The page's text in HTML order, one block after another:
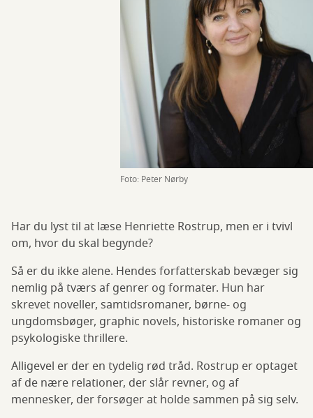
Foto: Peter Nørby
Har du lyst til at læse Henriette Rostrup, men er i tvivl
om, hvor du skal begynde?
Så er du ikke alene. Hendes forfatterskab bevæger sig
nemlig på tværs af genrer og formater. Hun har
skrevet noveller, samtidsromaner, børne- og
ungdomsbøger, graphic novels, historiske romaner og
psykologiske thrillere.
Alligevel er der en tydelig rød tråd. Rostrup er optaget
af de nære relationer, der slår revner, og af
mennesker, der forsøger at holde sammen på sig selv.